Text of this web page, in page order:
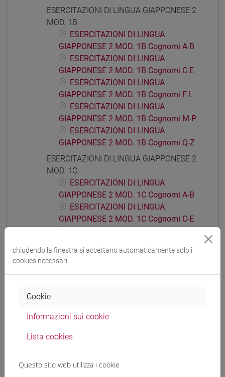
ESERCITAZIONI DI LINGUA GIAPPONESE 2
MOD. 1B
ESERCITAZIONI DI LINGUA
GIAPPONESE 2 MOD. 1B Cognomi A-B
ESERCITAZIONI DI LINGUA
GIAPPONESE 2 MOD. 1B Cognomi C-E
ESERCITAZIONI DI LINGUA
GIAPPONESE 2 MOD. 1B Cognomi F-L
ESERCITAZIONI DI LINGUA
GIAPPONESE 2 MOD. 1B Cognomi M-P
ESERCITAZIONI DI LINGUA
GIAPPONESE 2 MOD. 1B Cognomi Q-Z
ESERCITAZIONI DI LINGUA GIAPPONESE 2
MOD. 1C
ESERCITAZIONI DI LINGUA
GIAPPONESE 2 MOD. 1C Cognomi A-B
ESERCITAZIONI DI LINGUA
GIAPPONESE 2 MOD. 1C Cognomi C-E
ESERCITAZIONI DI LINGUA
MOD. 1D
GIAPPONESE 2 MOD. 1D Cognomi D-L
chiudendo la finestra si accettano automaticamente solo i
cookies necessari
Cookie
Informazioni sui cookie
Lista cookies
Questo sito web utilizza i cookie